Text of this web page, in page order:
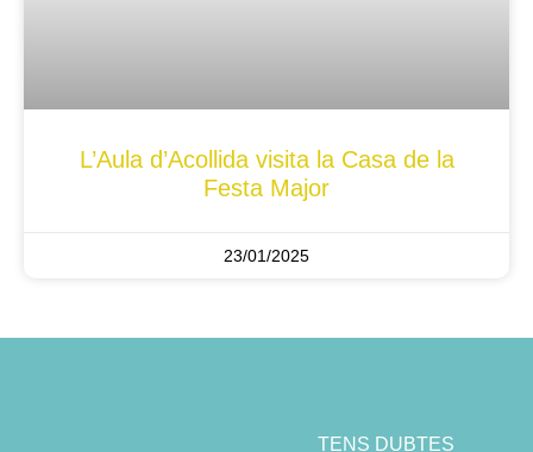
L’Aula d’Acollida visita la Casa de la
Festa Major
23/01/2025
TENS DUBTES